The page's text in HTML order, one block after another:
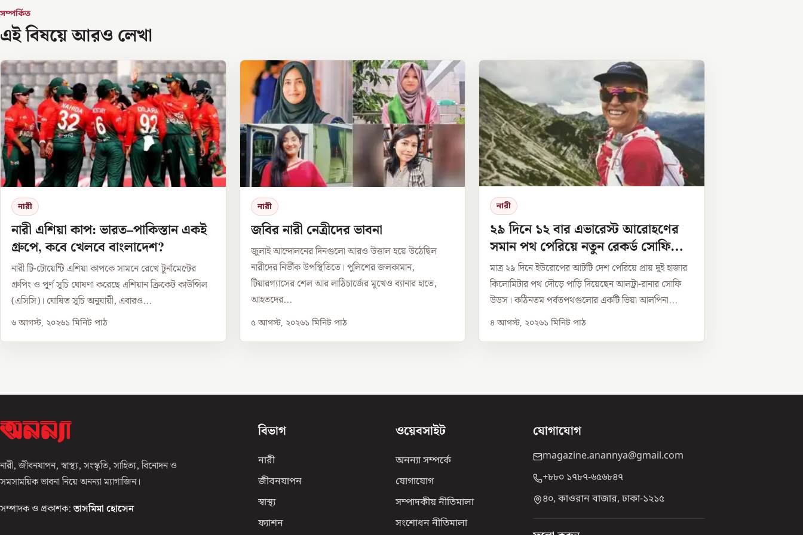
সম্পর্কিত
এই বিষয়ে আরও লেখা
নারী
নারী এশিয়া কাপ: ভারত–পাকিস্তান একই
গ্রুপে, কবে খেলবে বাংলাদেশ?
নারী টি-টোয়েন্টি এশিয়া কাপকে সামনে রেখে টুর্নামেন্টের
গ্রুপিং ও পূর্ণ সূচি ঘোষণা করেছে এশিয়ান ক্রিকেট কাউন্সিল
(এসিসি)। ঘোষিত সূচি অনুযায়ী, এবারও...
৬ আগস্ট, ২০২৬১ মিনিট পাঠ
নারী
জবির নারী নেত্রীদের ভাবনা
জুলাই আন্দোলনের দিনগুলো আরও উত্তাল হয়ে উঠেছিল
নারীদের নির্ভীক উপস্থিতিতে। পুলিশের জলকামান,
টিয়ারগ্যাসের শেল আর লাঠিচার্জের মুখেও ব্যানার হাতে,
আহতদের...
৫ আগস্ট, ২০২৬১ মিনিট পাঠ
নারী
২৯ দিনে ১২ বার এভারেস্ট আরোহণের
সমান পথ পেরিয়ে নতুন রেকর্ড সোফি
উডসের
মাত্র ২৯ দিনে ইউরোপের আটটি দেশ পেরিয়ে প্রায় দুই হাজার
কিলোমিটার পথ দৌড়ে পাড়ি দিয়েছেন আলট্রা-রানার সোফি
উডস। কঠিনতম পর্বতপথগুলোর একটি ভিয়া আলপিনা...
৪ আগস্ট, ২০২৬১ মিনিট পাঠ
নারী, জীবনযাপন, স্বাস্থ্য, সংস্কৃতি, সাহিত্য, বিনোদন ও
সমসাময়িক ভাবনা নিয়ে অনন্যা ম্যাগাজিন।
সম্পাদক ও প্রকাশক: তাসমিমা হোসেন
বিভাগ
নারী
জীবনযাপন
স্বাস্থ্য
ফ্যাশন
ওয়েবসাইট
অনন্যা সম্পর্কে
যোগাযোগ
সম্পাদকীয় নীতিমালা
সংশোধন নীতিমালা
যোগাযোগ
magazine.anannya@gmail.com
+৮৮০ ১৭৮৭-৬৫৬৮৪৭
৪০, কাওরান বাজার, ঢাকা-১২১৫